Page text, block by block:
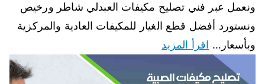
ونعمل عبر فني تصليح مكيفات العبدلي شاطر ورخيص
ونستورد أفضل قطع الغيار للمكيفات العادية والمركزية
وبأسعار… اقرأ المزيد